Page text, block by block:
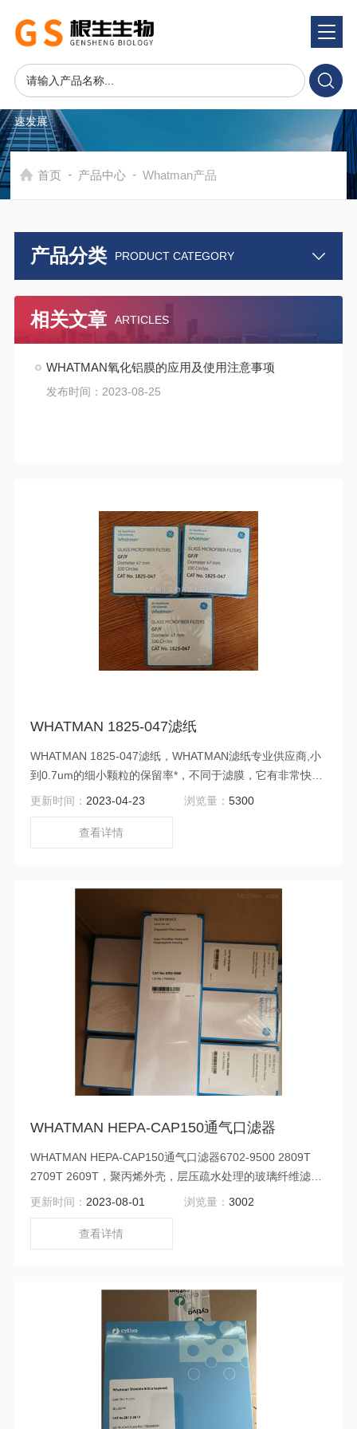
产品中心 PRODUCTS CENTER
速发展
首页 - 产品中心 - Whatman产品
产品分类 PRODUCT CATEGORY
相关文章 ARTICLES
WHATMAN氧化铝膜的应用及使用注意事项
发布时间：2023-08-25
WHATMAN 1825-047滤纸
WHATMAN 1825-047滤纸，WHATMAN滤纸专业供应商,小
到0.7um的细小颗粒的保留率*，不同于滤膜，它有非常快的
流速，负载力*。
更新时间： 2023-04-23 浏览量：5300
查看详情
WHATMAN HEPA-CAP150通气口滤器
WHATMAN HEPA-CAP150通气口滤器6702-9500 2809T
2709T 2609T，聚丙烯外壳，层压疏水处理的玻璃纤维滤
膜，聚丙烯支撑物，热融合封口，zui大压力
菌。HEPA-CAP 150 FITER DEVICE,Disposable Filter
更新时间： 2023-08-01 浏览量：3002
查看详情